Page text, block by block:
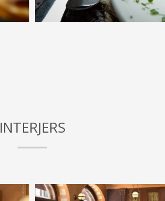
INTERJERS